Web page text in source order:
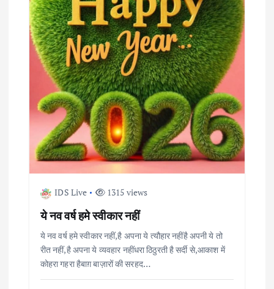
g
t
o
IDS Live 1315 views
ये नव वर्ष हमे स्वीकार नहीं
ये नव वर्ष हमे स्वीकार नहीं,है अपना ये त्यौहार नहींहै अपनी ये तो
रीत नहीं,है अपना ये व्यवहार नहींधरा ठिठुरती है सर्दी से,आकाश में
कोहरा गहरा हैबाग़ बाज़ारों की सरहद…